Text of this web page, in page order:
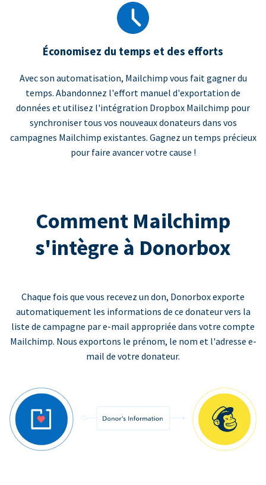
Économisez du temps et des efforts
Avec son automatisation, Mailchimp vous fait gagner du
temps. Abandonnez l'effort manuel d'exportation de
données et utilisez l'intégration Dropbox Mailchimp pour
synchroniser tous vos nouveaux donateurs dans vos
campagnes Mailchimp existantes. Gagnez un temps précieux
pour faire avancer votre cause !
Comment Mailchimp
s'intègre à Donorbox
Chaque fois que vous recevez un don, Donorbox exporte
automatiquement les informations de ce donateur vers la
liste de campagne par e-mail appropriée dans votre compte
Mailchimp. Nous exportons le prénom, le nom et l'adresse e-
mail de votre donateur.